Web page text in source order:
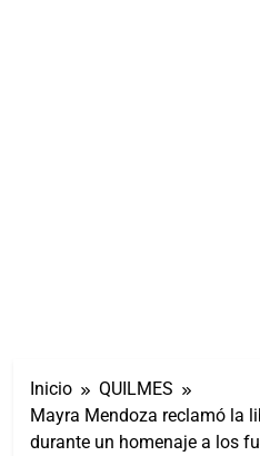
Inicio
QUILMES
Mayra Mendoza reclamó la
durante un homenaje a los